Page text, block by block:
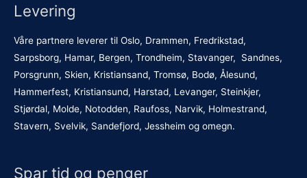
Levering
Våre partnere leverer til Oslo, Drammen, Fredrikstad,
Sarpsborg, Hamar, Bergen, Trondheim, Stavanger, Sandnes,
Porsgrunn, Skien, Kristiansand, Tromsø, Bodø, Ålesund,
Hammerfest, Kristiansund, Harstad, Levanger, Steinkjer,
Stjørdal, Molde, Notodden, Raufoss, Narvik, Holmestrand,
Stavern, Svelvik, Sandefjord, Jessheim og omegn.
Spar tid og penger